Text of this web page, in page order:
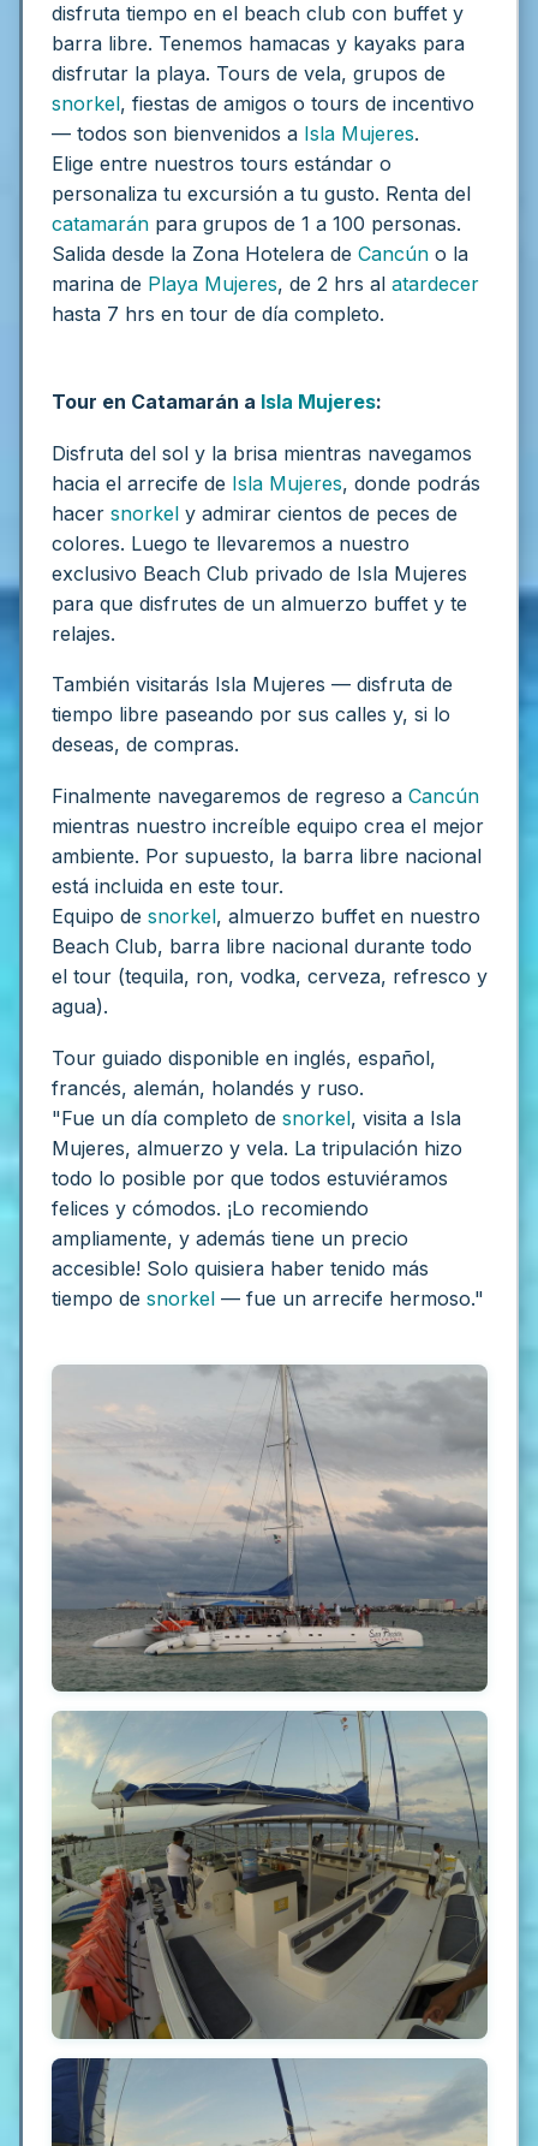
disfruta tiempo en el beach club con buffet y
barra libre. Tenemos hamacas y kayaks para
disfrutar la playa. Tours de vela, grupos de
snorkel, fiestas de amigos o tours de incentivo
— todos son bienvenidos a Isla Mujeres.
Elige entre nuestros tours estándar o
personaliza tu excursión a tu gusto. Renta del
catamarán para grupos de 1 a 100 personas.
Salida desde la Zona Hotelera de Cancún o la
marina de Playa Mujeres, de 2 hrs al atardecer
hasta 7 hrs en tour de día completo.
Tour en Catamarán a Isla Mujeres:
Disfruta del sol y la brisa mientras navegamos
hacia el arrecife de Isla Mujeres, donde podrás
hacer snorkel y admirar cientos de peces de
colores. Luego te llevaremos a nuestro
exclusivo Beach Club privado de Isla Mujeres
para que disfrutes de un almuerzo buffet y te
relajes.
También visitarás Isla Mujeres — disfruta de
tiempo libre paseando por sus calles y, si lo
deseas, de compras.
Finalmente navegaremos de regreso a Cancún
mientras nuestro increíble equipo crea el mejor
ambiente. Por supuesto, la barra libre nacional
está incluida en este tour.
Equipo de snorkel, almuerzo buffet en nuestro
Beach Club, barra libre nacional durante todo
el tour (tequila, ron, vodka, cerveza, refresco y
agua).
Tour guiado disponible en inglés, español,
francés, alemán, holandés y ruso.
"Fue un día completo de snorkel, visita a Isla
Mujeres, almuerzo y vela. La tripulación hizo
todo lo posible por que todos estuviéramos
felices y cómodos. ¡Lo recomiendo
ampliamente, y además tiene un precio
accesible! Solo quisiera haber tenido más
tiempo de snorkel — fue un arrecife hermoso."